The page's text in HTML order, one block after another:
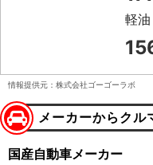
軽油
情報提供元：株式会社ゴーゴーラボ
メーカーからクル
国産自動車メーカー